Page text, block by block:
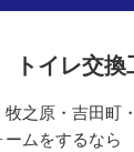
トイレ交換
之原・吉田町
ームをするなら